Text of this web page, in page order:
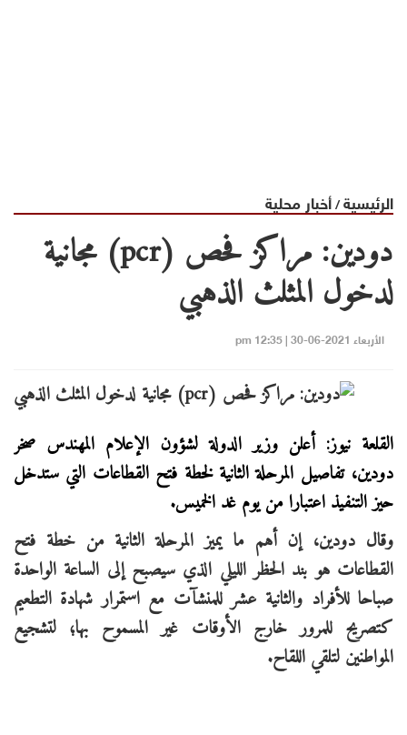
الرئيسية/أخبار محلية
دودين: مراكز فحص (pcr) مجانية
لدخول المثلث الذهبي
الأربعاء 2021-06-30 | 12:35 pm
القلعة نيوز: أعلن وزير الدولة لشؤون الإعلام المهندس صخر
دودين، تفاصيل المرحلة الثانية لخطة فتح القطاعات التي ستدخل
حيز التنفيذ اعتبارا من يوم غد الخميس.
وقال دودين، إن أهم ما يميز المرحلة الثانية من خطة فتح
القطاعات هو بند الحظر الليلي الذي سيصبح إلى الساعة الواحدة
صباحا للأفراد والثانية عشر للمنشآت مع استمرار شهادة التطعيم
كتصريح للمرور خارج الأوقات غير المسموح بها؛ لتشجيع
المواطنين لتلقي اللقاح.